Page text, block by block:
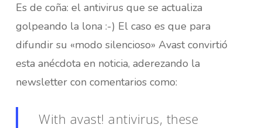
Es de coña: el antivirus que se actualiza
golpeando la lona :-) El caso es que para
difundir su «modo silencioso» Avast convirtió
esta anécdota en noticia, aderezando la
newsletter con comentarios como:
With avast! antivirus, these